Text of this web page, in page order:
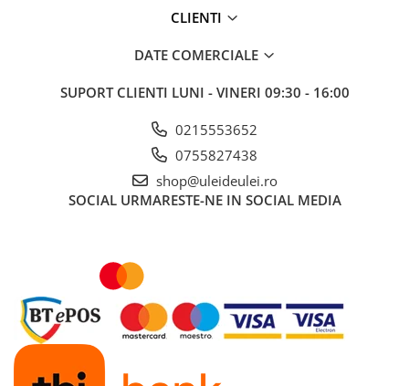
■ Ulei motor ARAL
■ Ulei motor METABOND
■ Ulei motor MANNOL
■ Ulei motor KROON
■ Ulei motor SELENIA
■ Ulei motor CYCLON
■ Ulei motor OEM
Ulei motor DACIA
Ulei motor RENAULT
CLIENTI
DATE COMERCIALE
SUPORT CLIENTI LUNI - VINERI 09:30 - 16:00
0215553652
0755827438
shop@uleideulei.ro
SOCIAL URMARESTE-NE IN SOCIAL MEDIA